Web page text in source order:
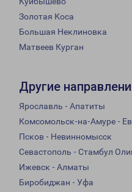
Золотая Коса
Большая Неклиновка
Матвеев Курган
Другие
Ярославль - Апатиты
Комсомольск-на-Амуре -
Псков - Невинномысск
Севастополь - Стамбул
Ижевск - Алматы
Биробиджан - Уфа